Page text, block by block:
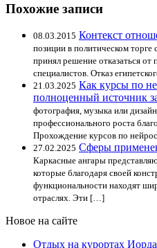
Похожие записи
08.03.2015 Контекст
позиции в политическом
принял решение отказаться
специалистов. Отказ
21.03.2025 Как курсы по
полноценный источник
фотография, музыка или
профессионального роста
Прохождение курсов по
27.02.2025 Сферы
Каркасные ангары
которые благодаря своей
функциональности находят
отраслях. Эти […]
Новое на сайте
Отдых на курортах